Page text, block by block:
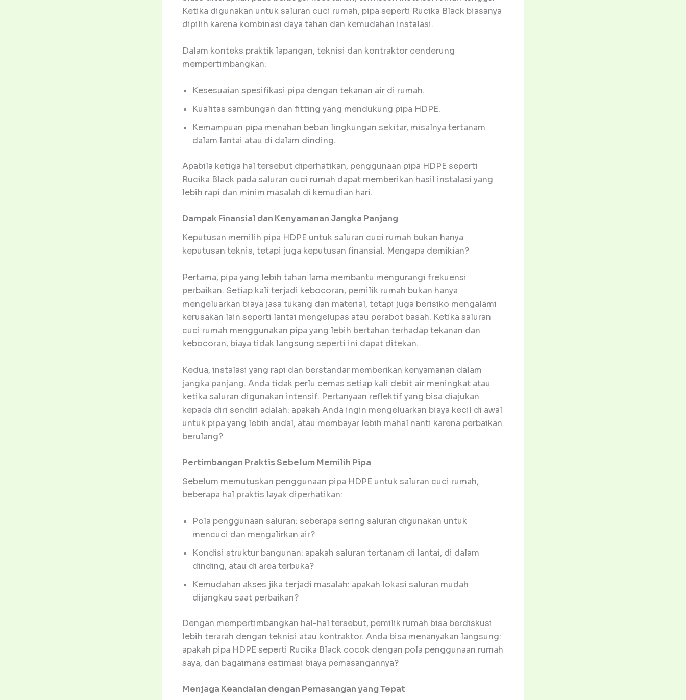
Ketika digunakan untuk saluran cuci rumah, pipa seperti Rucika Black biasanya
dipilih karena kombinasi daya tahan dan kemudahan instalasi.
Dalam konteks praktik lapangan, teknisi dan kontraktor cenderung
mempertimbangkan:
Kesesuaian spesifikasi pipa dengan tekanan air di rumah.
Kualitas sambungan dan fitting yang mendukung pipa HDPE.
Kemampuan pipa menahan beban lingkungan sekitar, misalnya tertanam
dalam lantai atau di dalam dinding.
Apabila ketiga hal tersebut diperhatikan, penggunaan pipa HDPE seperti
Rucika Black pada saluran cuci rumah dapat memberikan hasil instalasi yang
lebih rapi dan minim masalah di kemudian hari.
Dampak Finansial dan Kenyamanan Jangka Panjang
Keputusan memilih pipa HDPE untuk saluran cuci rumah bukan hanya
keputusan teknis, tetapi juga keputusan finansial. Mengapa demikian?
Pertama, pipa yang lebih tahan lama membantu mengurangi frekuensi
perbaikan. Setiap kali terjadi kebocoran, pemilik rumah bukan hanya
mengeluarkan biaya jasa tukang dan material, tetapi juga berisiko mengalami
kerusakan lain seperti lantai mengelupas atau perabot basah. Ketika saluran
cuci rumah menggunakan pipa yang lebih bertahan terhadap tekanan dan
kebocoran, biaya tidak langsung seperti ini dapat ditekan.
Kedua, instalasi yang rapi dan berstandar memberikan kenyamanan dalam
jangka panjang. Anda tidak perlu cemas setiap kali debit air meningkat atau
ketika saluran digunakan intensif. Pertanyaan reflektif yang bisa diajukan
kepada diri sendiri adalah: apakah Anda ingin mengeluarkan biaya kecil di awal
untuk pipa yang lebih andal, atau membayar lebih mahal nanti karena perbaikan
berulang?
Pertimbangan Praktis Sebelum Memilih Pipa
Sebelum memutuskan penggunaan pipa HDPE untuk saluran cuci rumah,
beberapa hal praktis layak diperhatikan:
Pola penggunaan saluran: seberapa sering saluran digunakan untuk
mencuci dan mengalirkan air?
Kondisi struktur bangunan: apakah saluran tertanam di lantai, di dalam
dinding, atau di area terbuka?
Kemudahan akses jika terjadi masalah: apakah lokasi saluran mudah
dijangkau saat perbaikan?
Dengan mempertimbangkan hal-hal tersebut, pemilik rumah bisa berdiskusi
lebih terarah dengan teknisi atau kontraktor. Anda bisa menanyakan langsung:
apakah pipa HDPE seperti Rucika Black cocok dengan pola penggunaan rumah
saya, dan bagaimana estimasi biaya pemasangannya?
Menjaga Keandalan dengan Pemasangan yang Tepat